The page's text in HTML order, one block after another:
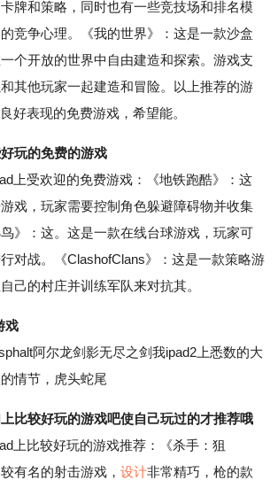
和策略，同时也有一些竞技场和排名模
竞争心理。《我的世界》：这是一款沙盒
个开放的世界中自由建造和探索。游戏支
其他玩家一起建造和冒险。以上推荐的游
好表现的免费游戏，希望能。
玩的免费的游戏
受欢迎的免费游戏：《地铁跑酷》：这
戏，玩家需要控制角色躲避障碍物并收集
》：这。这是一款在线台球游戏，玩家可
对战。《ClashofClans》：这是一款策略游
己的村庄并训练军队来对抗其。
戏
阿尔龙剑影无尽之剑我ipad2上悉数的大
情节，虎头蛇尾
比较好玩的游戏吧使自己玩过的才推荐哦
比较好玩的游戏推荐：《杀手：狙
有名的射击游戏， 设计非常精巧，枪的款